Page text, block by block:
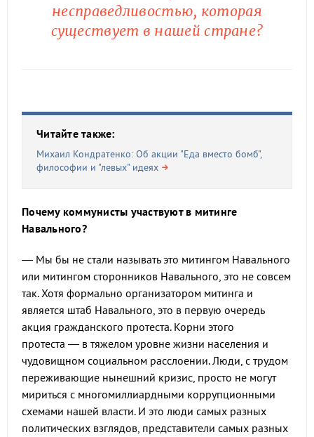
несправедливостью, которая
существует в нашей стране?
Читайте также:
Михаил Кондратенко: Об акции "Еда вместо бомб",
философии и "левых" идеях
Почему коммунисты участвуют в митинге
Навального?
— Мы бы не стали называть это митингом Навального
или митингом сторонников Навального, это не совсем
так. Хотя формально организатором митинга и
является штаб Навального, это в первую очередь
акция гражданского протеста. Корни этого
протеста — в тяжелом уровне жизни населения и
чудовищном социальном расслоении. Люди, с трудом
переживающие нынешний кризис, просто не могут
мириться с многомиллиардными коррупционными
схемами нашей власти. И это люди самых разных
политических взглядов, представители самых разных